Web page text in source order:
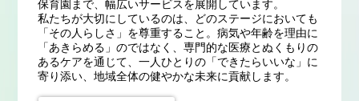
保育園まで、幅広いサービスを展開しています。
私たちが大切にしているのは、どのステージにおいても
「その人らしさ」を尊重すること。病気や年齢を理由に
「あきらめる」のではなく、専門的な医療とぬくもりの
あるケアを通じて、一人ひとりの「できたらいいな」に
寄り添い、地域全体の健やかな未来に貢献します。